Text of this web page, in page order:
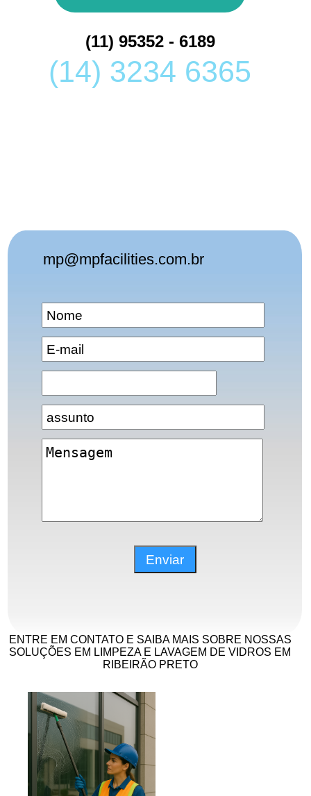
(11) 95352 - 6189
(14) 3234 6365
mp@mpfacilities.com.br
ENTRE EM CONTATO E SAIBA MAIS SOBRE NOSSAS
SOLUÇÕES EM LIMPEZA E LAVAGEM DE VIDROS EM
RIBEIRÃO PRETO